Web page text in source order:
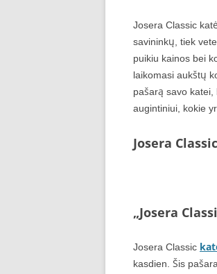
Josera Classic
savininkų, tiek
puikiu kainos bei
laikomasi aukštų
pašarą savo
augintiniui, kokie
Josera
„Josera
Josera Classic
kasdien. Šis